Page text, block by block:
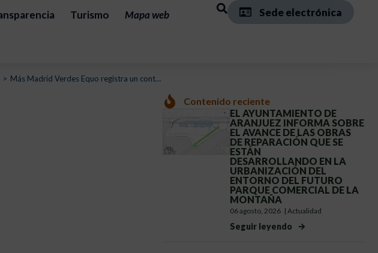
Turismo Mapa web Sede electrónica
Más Madrid Verdes Equo registra un cont…
Contenido reciente
EL AYUNTAMIENTO DE
ARANJUEZ INFORMA SOBRE
EL AVANCE DE LAS OBRAS
DE REPARACIÓN QUE SE
ESTÁN
DESARROLLANDO EN LA
URBANIZACIÓN DEL
ENTORNO DEL FUTURO
PARQUE COMERCIAL DE LA
MONTAÑA
06 agosto, 2026 | Actualidad
Seguir leyendo